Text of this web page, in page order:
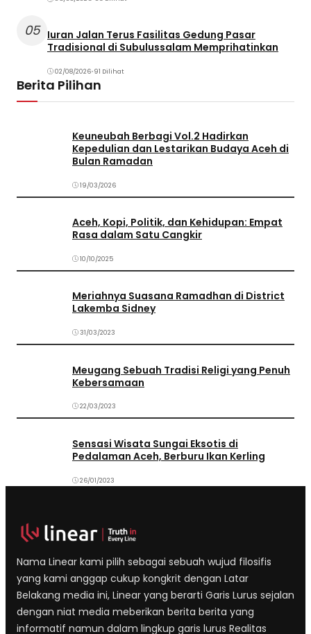
05 Iuran Jalan Terus Fasilitas Gedung Pasar
Tradisional di Subulussalam Memprihatinkan
02/08/2026•91 Dilihat
Berita Pilihan
Keuneubah Berbagi Vol.2 Hadirkan
Kepedulian dan Lestarikan Budaya Aceh di
Bulan Ramadan
19/03/2026
Aceh, Kopi, Politik, dan Kehidupan: Empat
Rasa dalam Satu Cangkir
10/10/2025
Meriahnya Suasana Ramadhan di District
Lakemba Sidney
31/03/2023
Meugang Sebuah Tradisi Religi yang Penuh
Kebersamaan
22/03/2023
Sensasi Wisata Sungai Eksotis di
Pedalaman Aceh, Berburu Ikan Kerling
26/01/2023
Nama Linear kami pilih sebagai sebuah wujud filosifis
yang kami anggap cukup kongkrit dengan Latar
Belakang media ini, Linear yang berarti Garis Lurus sejalan
dengan niat media meberikan berita berita yang
informatif namun dalam lingkup garis lurus Realitas